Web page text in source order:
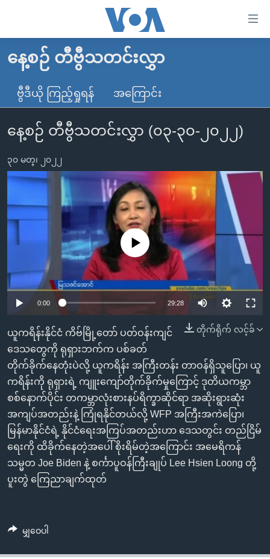
လွယ်ကူ
သည့်
များ
ပင်မ
အကြောင်းအရာ
ကျော်
ကြည့်
အ
ညွန်း
စာမျက်နှာ
ကျော်
ကြည့်
ရန်
ရှာဖွေ
ရန်
နေရာ
သို့
ကျော်
ရန်
မူလစာမျက်နှာ
မြန်မာ
ကမ္ဘာ့သတင်းများ
နိုင်ငံတကာ
တရုတ်
အစ္စရေး-ပါလက်စတိုင်း
ဗွီဒီယို
ရပ်ဝန်းတခု လမ်းတခု အလွန်
အင်္ဂလိပ်စာလေ့လာမယ်
အမေရိကန်သုံးအီဒီယံ
မကြေးမုံရဲ့ အင်္ဂလိပ်စာ
ရုပ်ရှင်ထဲက အင်္ဂလိပ်စာ
သုတပဒေသာ အင်္ဂလိပ်စာ
အပတ်စဉ်ကဏ္ဍများ
ရေဒီယိုနှင့်ရုပ်သံ အချက်အလက်များ
ရေဒီယို/တီဗွီအစီအစဉ်
Learning English
ဘာသာစကားများ
နေ့စဉ် တီဗွီသတင်းလွှာ
ဗွီဒီယို ကြည့်ရှုရန် အကြောင်း
နေ့စဉ် တီဗွီသတင်းလွှာ (၀၃-၃၀-၂၀၂၂)
၃၀ မတ္၊ ၂၀၂၂
No media source currently available
0:00 29:28
တိုက်ရိုက် လင့်ခ်
ယူကရိန်းနိုင်ငံ ကိဗ်မြို့တော် ပတ်ဝန်းကျင်
ဒေသတွေကို ရုရှားဘက်က ပစ်ခတ်
တိုက်ခိုက်နေတုံးပဲလို့ ယူကရိန်း အကြီးတန်း တာဝန်ရှိသူပြော၊ ယူ
ကရိန်းကို ရုရှားရဲ့ ကျူးကျော်တိုက်ခိုက်မှုကြောင့် ဒုတိယကမ္ဘာ
စစ်နောက်ပိုင်း တကမ္ဘာလုံးစားနပ်ရိက္ခာဆိုင်ရာ အဆိုးရွားဆုံး
အကျပ်အတည်းနဲ့ ကြုံရနိုင်တယ်လို့ WFP အကြီးအကဲပြော၊
မြန်မာနိုင်ငံရဲ့ နိုင်ငံရေးအကြပ်အတည်းဟာ ဒေသတွင်း တည်ငြိမ်
ရေးကို ထိခိုက်နေတဲ့အပေါ် စိုးရိမ်တဲ့အကြောင်း အမေရိကန်
သမ္မတ Joe Biden နဲ့ စင်္ကာပူဝန်ကြီးချုပ် Lee Hsien Loong တို့
ပူးတွဲ ကြေညာချက်ထုတ်
မျှဝေပါ